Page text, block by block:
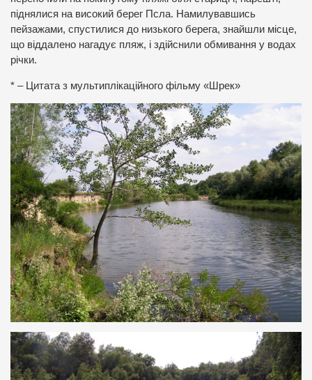
піднялися на високий берег Псла. Намилувавшись
пейзажами, спустилися до низького берега, знайшли місце,
що віддалено нагадує пляж, і здійснили обмивання у водах
річки.
* – Цитата з мультиплікаційного фільму «Шрек»